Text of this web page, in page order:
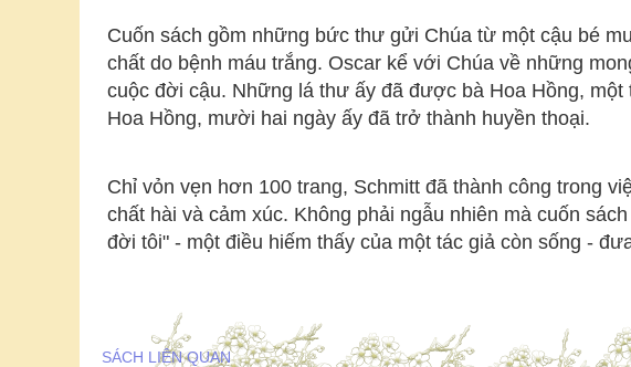
Cuốn sách gồm những bức thư gửi Chúa từ một cậu bé
chất do bệnh máu trắng. Oscar kể với Chúa về những
cuộc đời cậu. Những lá thư ấy đã được bà Hoa Hồng,
Hoa Hồng, mười hai ngày ấy đã trở thành huyền thoại.
Chỉ vỏn vẹn hơn 100 trang, Schmitt đã thành công trong
chất hài và cảm xúc. Không phải ngẫu nhiên mà cuốn
đời tôi" - một điều hiếm thấy của một tác giả còn sống -
SÁCH LIÊN QUAN